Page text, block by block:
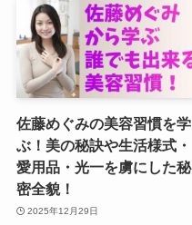
佐藤めぐみの美容習慣を学
ぶ！美の秘訣や生活様式・
愛用品・光一を虜にした秘
密全貌！
2025年12月29日